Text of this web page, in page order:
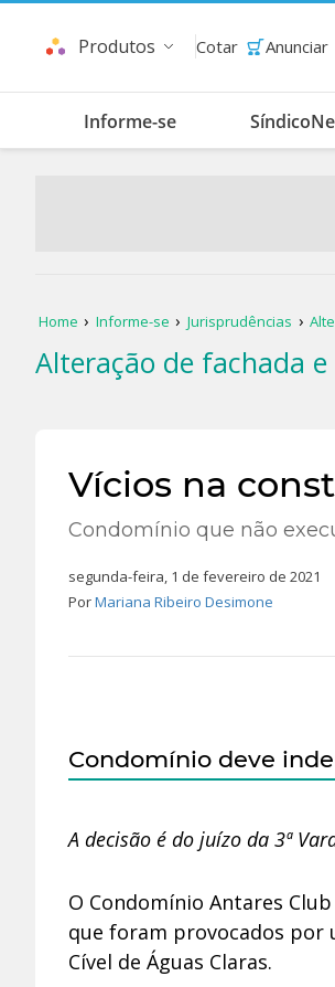
Produtos Cotar Anunciar
Informe-se
Home Informe-se Jurisprudências
Alteração de fachada
Vícios na
Condomínio que não
segunda-feira, 1 de fevereiro de 2021
PorMariana Ribeiro Desimone
Condomínio deve
A decisão é do juízo da 3ª
O Condomínio Antares
que foram provocados por
Cível de Águas Claras.